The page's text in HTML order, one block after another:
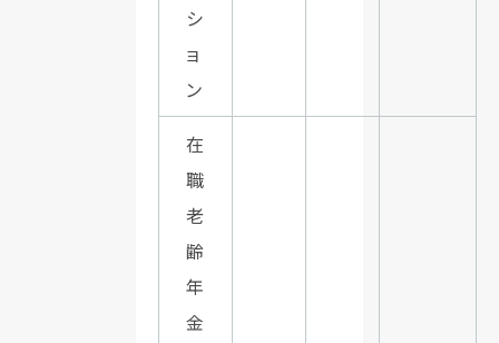
シ
ョ
ン
在
職
老
齢
年
金